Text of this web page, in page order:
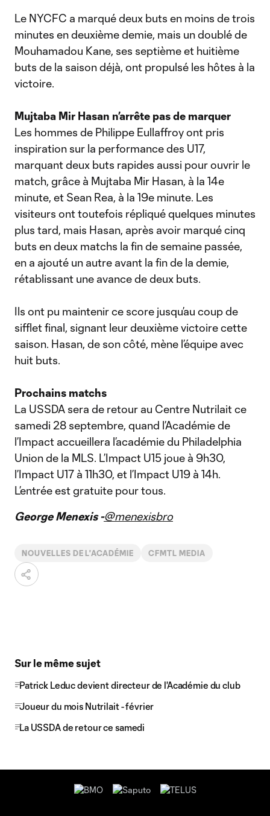
Le NYCFC a marqué deux buts en moins de trois
minutes en deuxième demie, mais un doublé de
Mouhamadou Kane, ses septième et huitième
buts de la saison déjà, ont propulsé les hôtes à la
victoire.
Mujtaba Mir Hasan n’arrête pas de marquer
Les hommes de Philippe Eullaffroy ont pris
inspiration sur la performance des U17,
marquant deux buts rapides aussi pour ouvrir le
match, grâce à Mujtaba Mir Hasan, à la 14e
minute, et Sean Rea, à la 19e minute. Les
visiteurs ont toutefois répliqué quelques minutes
plus tard, mais Hasan, après avoir marqué cinq
buts en deux matchs la fin de semaine passée,
en a ajouté un autre avant la fin de la demie,
rétablissant une avance de deux buts.
Ils ont pu maintenir ce score jusqu’au coup de
sifflet final, signant leur deuxième victoire cette
saison. Hasan, de son côté, mène l’équipe avec
huit buts.
Prochains matchs
La USSDA sera de retour au Centre Nutrilait ce
samedi 28 septembre, quand l’Académie de
l’Impact accueillera l’académie du Philadelphia
Union de la MLS. L’Impact U15 joue à 9h30,
l’Impact U17 à 11h30, et l’Impact U19 à 14h.
L’entrée est gratuite pour tous.
George Menexis -@menexisbro
NOUVELLES DE L'ACADÉMIE CFMTL MEDIA
Sur le même sujet
Patrick Leduc devient directeur de l'Académie du club
Joueur du mois Nutrilait - février
La USSDA de retour ce samedi